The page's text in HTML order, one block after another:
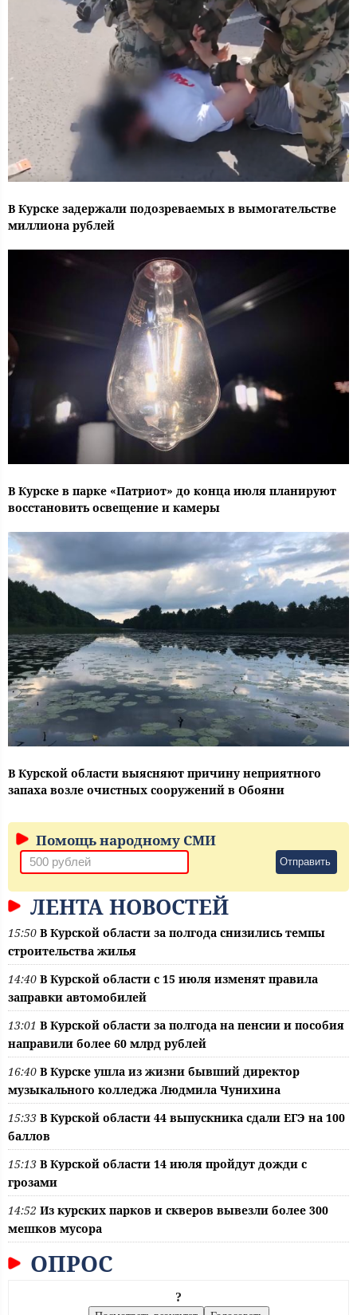
В Курске задержали подозреваемых в вымогательстве
миллиона рублей
В Курске в парке «Патриот» до конца июля планируют
восстановить освещение и камеры
В Курской области выясняют причину неприятного
запаха возле очистных сооружений в Обояни
Помощь народному СМИ
Отправить
ЛЕНТА НОВОСТЕЙ
15:50 В Курской области за полгода снизились темпы
строительства жилья
14:40 В Курской области с 15 июля изменят правила
заправки автомобилей
13:01 В Курской области за полгода на пенсии и пособия
направили более 60 млрд рублей
16:40 В Курске ушла из жизни бывший директор
музыкального колледжа Людмила Чунихина
15:33 В Курской области 44 выпускника сдали ЕГЭ на 100
баллов
15:13 В Курской области 14 июля пройдут дожди с
грозами
14:52 Из курских парков и скверов вывезли более 300
мешков мусора
ОПРОС
?